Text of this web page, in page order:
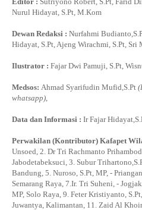
Nurul Hidayat, S.Pt, M.Kom
Dewan Redaksi : Nurfahmi
Hidayat, S.Pt, Ajeng Wirachmi, S.Pt, Sri
Ilustrator : Fajar Dwi Pamuji, S.Pt,
Medsos: Ahmad Syarifudin Mufid,S.Pt
whatsapp),
Data dan Informasi : Ir Fajar
Perwakilan (Kontributor) Kafapet
Unsoed, 2. Dr Tri Rachmanto
Jabodetabeksuci, 3. Subur
Bandung, 5. Nuroso, S.Pt, MP, -
Semarang Raya, 7.Ir. Tri Suheni, -
MP, Solo Raya, 9. Feter Kristiyanto,
Juwantya, Kalimantan, 11. Zaid Al